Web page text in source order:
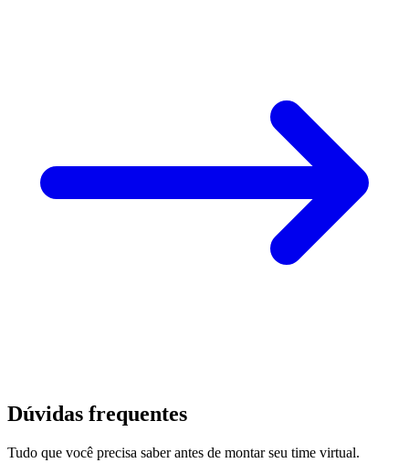
Dúvidas frequentes
Tudo que você precisa saber antes de montar seu time virtual.